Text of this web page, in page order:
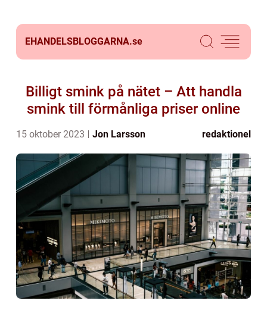
EHANDELSBLOGGARNA.se
Billigt smink på nätet – Att handla
smink till förmånliga priser online
15 oktober 2023 Jon Larsson redaktionel